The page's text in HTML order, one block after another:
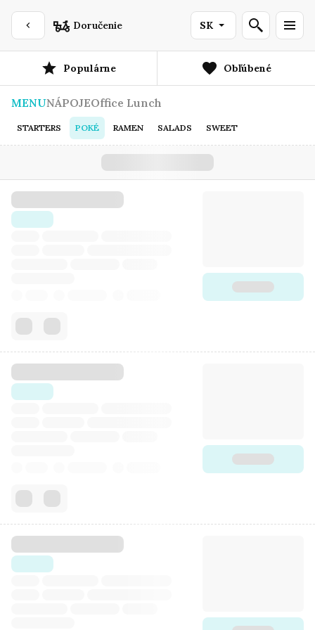
Doručenie SK
Populárne Obľúbené
MENUNÁPOJEOffice Lunch
STARTERS POKÉ RAMEN SALADS SWEET